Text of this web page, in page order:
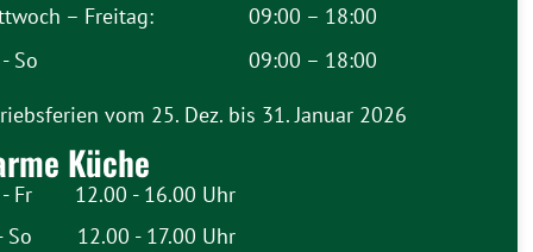
– Freitag:
09:00 – 18:00
So
09:00 – 18:00
vom 25. Dez. bis 31. Januar 2026
Küche
Fr
12.00 - 16.00 Uhr
So
12.00 - 17.00 Uhr